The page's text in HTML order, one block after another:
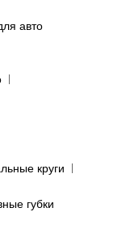
авто
круги
губки